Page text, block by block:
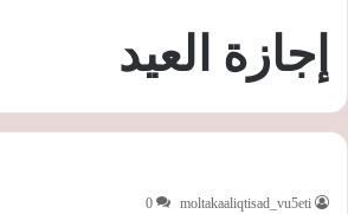
إجازة العيد
moltakaaliqtisad_vu5eti
0